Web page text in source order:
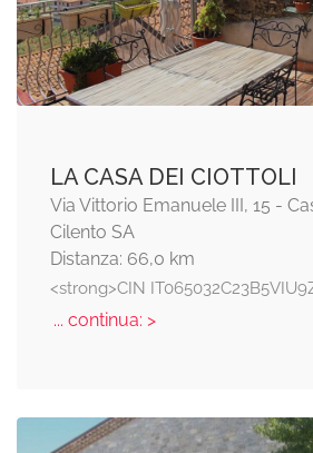
LA CASA DEI CIOTTOLI
Via Vittorio Emanuele III, 15 -
Cilento SA
Distanza: 66,0 km
<strong>CIN
... continua: >